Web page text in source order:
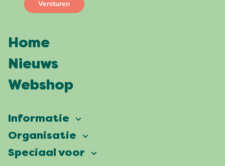
Home
Nieuws
Webshop
Informatie
Vierdaagsefeesten
Veelgestelde vragen
Organisatie
Onze ambitie
Speciaal voor